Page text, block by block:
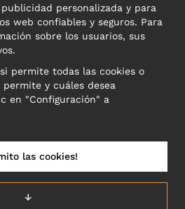
SOCIALES
COMERCIAL
Denim Europe OÜ
5, EE-10117 Tallinn
výrobky na túto adresu!
personalizada y para
web confiables y seguros. Para
sobre los usuarios, sus
permite todas las cookies o
y cuáles desea
en "Configuración" a
↓
las cookies!